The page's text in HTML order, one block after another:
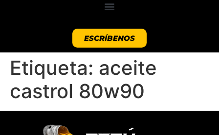
ESCRÍBENOS
Etiqueta: aceite
castrol 80w90